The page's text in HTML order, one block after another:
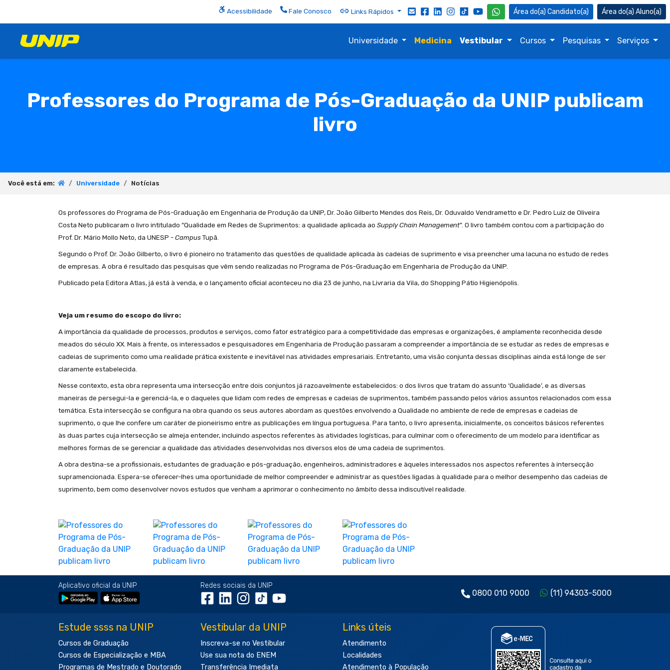
Acessibilidade Fale Conosco Links Rápidos Candidato(a) Aluno(a)
Universidade Medicina Vestibular Cursos Pesquisas Serviços
Professores do Programa de Pós-Graduação da UNIP publicam
livro
Você está em: Universidade Notícias
Os professores do Programa de Pós-Graduação em Engenharia de Produção da UNIP, Dr. João Gilberto Mendes dos Reis, Dr. Oduvaldo Vendrametto e Dr. Pedro Luiz de Oliveira
Costa Neto publicaram o livro intitulado “Qualidade em Redes de Suprimentos: a qualidade aplicada ao Supply Chain Management”. O livro também contou com a participação do
Prof. Dr. Mário Mollo Neto, da UNESP - Campus Tupã.
Segundo o Prof. Dr. João Gilberto, o livro é pioneiro no tratamento das questões de qualidade aplicada às cadeias de suprimento e visa preencher uma lacuna no estudo de redes
de empresas. A obra é resultado das pesquisas que vêm sendo realizadas no Programa de Pós-Graduação em Engenharia de Produção da UNIP.
Publicado pela Editora Atlas, já está à venda, e o lançamento oficial aconteceu no dia 23 de junho, na Livraria da Vila, do Shopping Pátio Higienópolis.
Veja um resumo do escopo do livro:
A importância da qualidade de processos, produtos e serviços, como fator estratégico para a competitividade das empresas e organizações, é amplamente reconhecida desde
meados do século XX. Mais à frente, os interessados e pesquisadores em Engenharia de Produção passaram a compreender a importância de se estudar as redes de empresas e
cadeias de suprimento como uma realidade prática existente e inevitável nas atividades empresariais. Entretanto, uma visão conjunta dessas disciplinas ainda está longe de ser
claramente estabelecida.
Nesse contexto, esta obra representa uma intersecção entre dois conjuntos já razoavelmente estabelecidos: o dos livros que tratam do assunto ‘Qualidade’, e as diversas
maneiras de persegui-la e gerenciá-la, e o daqueles que lidam com redes de empresas e cadeias de suprimentos, também passando pelos vários assuntos relacionados com essa
temática. Esta intersecção se configura na obra quando os seus autores abordam as questões envolvendo a Qualidade no ambiente de rede de empresas e cadeias de
suprimento, o que lhe confere um caráter de pioneirismo entre as publicações em língua portuguesa. Para tanto, o livro apresenta, inicialmente, os conceitos básicos referentes
às duas partes cuja intersecção se almeja entender, incluindo aspectos referentes às atividades logísticas, para culminar com o oferecimento de um modelo para identificar as
melhores formas de se gerenciar a qualidade das atividades desenvolvidas nos diversos elos de uma cadeia de suprimentos.
A obra destina-se a profissionais, estudantes de graduação e pós-graduação, engenheiros, administradores e àqueles interessados nos aspectos referentes à intersecção
supramencionada. Espera-se oferecer-lhes uma oportunidade de melhor compreender e administrar as questões ligadas à qualidade para o melhor desempenho das cadeias de
suprimento, bem como desenvolver novos estudos que venham a aprimorar o conhecimento no âmbito dessa indiscutível realidade.
Aplicativo oficial da UNIP Redes sociais da UNIP
0800 010 9000 (11) 94303-5000
Estude ssss na UNIP
Cursos de Graduação
Cursos de Especialização e MBA
Programas de Mestrado e Doutorado
Vestibular da UNIP
Inscreva-se no Vestibular
Use sua nota do ENEM
Transferência Imediata
Links úteis
Atendimento
Localidades
Atendimento à População